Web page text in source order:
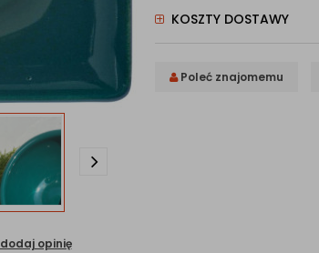
dodaj opinię
KOSZTY DOSTAWY
Poleć znajomemu